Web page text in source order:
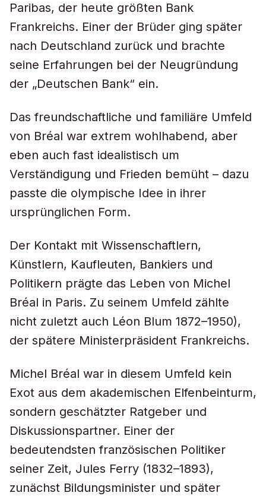
Paribas, der heute größten Bank
Frankreichs. Einer der Brüder ging später
nach Deutschland zurück und brachte
seine Erfahrungen bei der Neugründung
der „Deutschen Bank“ ein.
Das freundschaftliche und familiäre Umfeld
von Bréal war extrem wohlhabend, aber
eben auch fast idealistisch um
Verständigung und Frieden bemüht – dazu
passte die olympische Idee in ihrer
ursprünglichen Form.
Der Kontakt mit Wissenschaftlern,
Künstlern, Kaufleuten, Bankiers und
Politikern prägte das Leben von Michel
Bréal in Paris. Zu seinem Umfeld zählte
nicht zuletzt auch Léon Blum 1872–1950),
der spätere Ministerpräsident Frankreichs.
Michel Bréal war in diesem Umfeld kein
Exot aus dem akademischen Elfenbeinturm,
sondern geschätzter Ratgeber und
Diskussionspartner. Einer der
bedeutendsten französischen Politiker
seiner Zeit, Jules Ferry (1832–1893),
zunächst Bildungsminister und später